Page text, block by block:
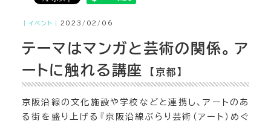
｜イベント｜ 2023/02/06
テーマはマンガと芸術の関係。ア
ートに触れる講座
【京都】
京阪沿線の文化施設や学校などと連携し、アートのあ
る街を盛り上げる『京阪沿線ぶらり芸術（アート）めぐ